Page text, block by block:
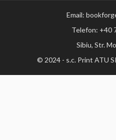
Email:
Telefon: +40
Sibiu, Str.
© 2024 - s.c. Print ATU